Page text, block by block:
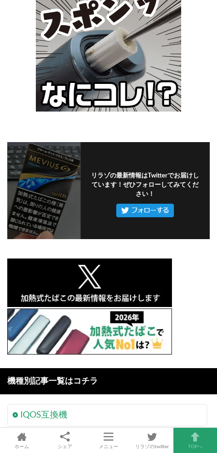
リラゾの最新情報はTwitterでお届けし
ています！ぜひフォローしてみてくだ
さい！
機種別記事一覧はコチラ
IQOS互換機
アイコスイルマ
ホーム シェア メニュー リラゾのtwitter TOPへ